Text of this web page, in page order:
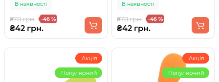
В наявності
₴78 грн. -46 %
₴42 грн.
В наявності
₴78 грн. -46 %
₴42 грн.
Акція
Популярний
Акція
Популярний